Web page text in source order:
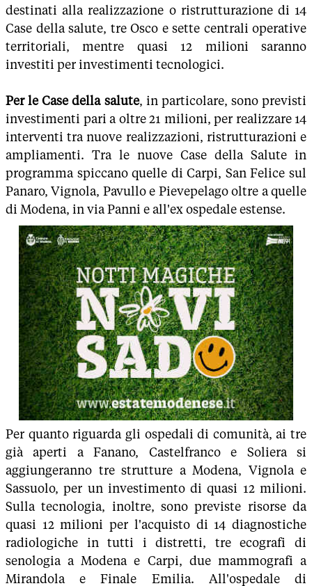
destinati alla realizzazione o ristrutturazione di 14
Case della salute, tre Osco e sette centrali operative
territoriali, mentre quasi 12 milioni saranno
investiti per investimenti tecnologici.
Per le Case della salute, in particolare, sono previsti
investimenti pari a oltre 21 milioni, per realizzare 14
interventi tra nuove realizzazioni, ristrutturazioni e
ampliamenti. Tra le nuove Case della Salute in
programma spiccano quelle di Carpi, San Felice sul
Panaro, Vignola, Pavullo e Pievepelago oltre a quelle
di Modena, in via Panni e all'ex ospedale estense.
Per quanto riguarda gli ospedali di comunità, ai tre
già aperti a Fanano, Castelfranco e Soliera si
aggiungeranno tre strutture a Modena, Vignola e
Sassuolo, per un investimento di quasi 12 milioni.
Sulla tecnologia, inoltre, sono previste risorse da
quasi 12 milioni per l'acquisto di 14 diagnostiche
radiologiche in tutti i distretti, tre ecografi di
senologia a Modena e Carpi, due mammografi a
Mirandola e Finale Emilia. All'ospedale di